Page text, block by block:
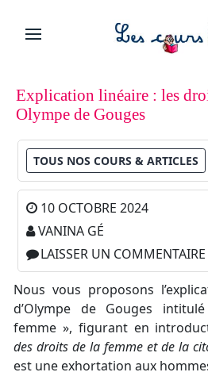
Explication linéaire : les
Olympe de Gouges
TOUS NOS COURS & ARTICLES
10 OCTOBRE 2024
VANINA GÉ
LAISSER UN COMMENTAIRE
Nous vous proposons
d’Olympe de Gouges
femme », figurant en
des droits de la femme et de la
est une exhortation aux